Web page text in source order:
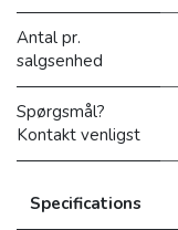
Antal pr.
salgsenhed
Spørgsmål?
Kontakt venligst
Specifications